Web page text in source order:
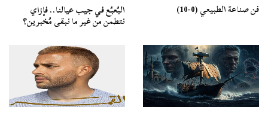
فن صناعة الطبيعي (0-10) البُعبُع في جيب عيالنا.. فإزاي
نتطمن من غير ما نبقى مُخبرين؟